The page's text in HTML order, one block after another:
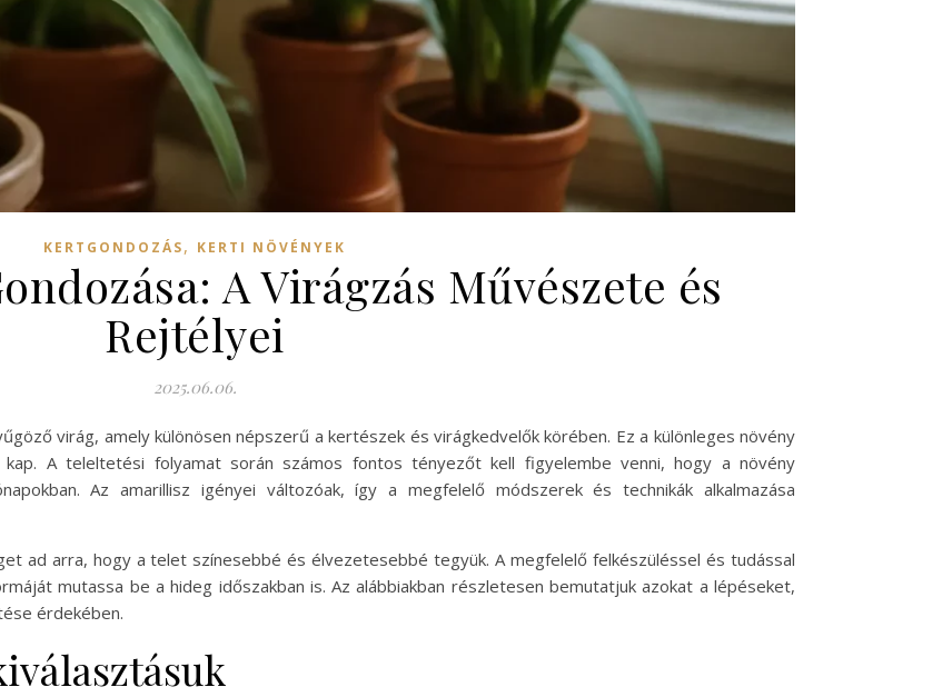
KERTGONDOZÁS, KERTI NÖVÉNYEK
A Virágzás Művészete és
Rejtélyei
2025.06.06.
virág, amely különösen népszerű a kertészek és virágkedvelők körében. Ez a különleges növény
A teleltetési folyamat során számos fontos tényezőt kell figyelembe venni, hogy a növény
Az amarillisz igényei változóak, így a megfelelő módszerek és technikák alkalmazása
ad arra, hogy a telet színesebbé és élvezetesebbé tegyük. A megfelelő felkészüléssel és tudással
mutassa be a hideg időszakban is. Az alábbiakban részletesen bemutatjuk azokat a lépéseket,
érdekében.